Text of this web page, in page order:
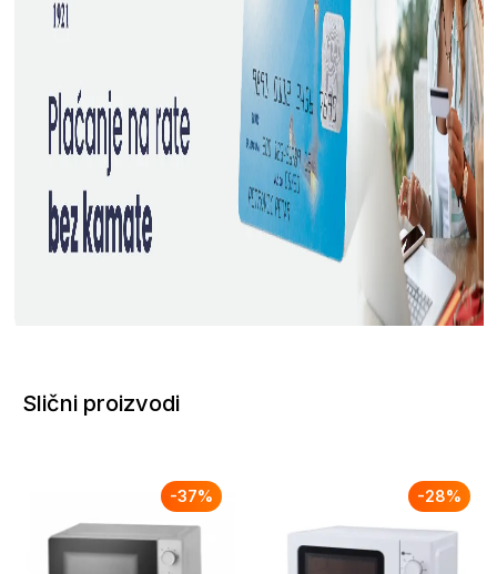
Slični proizvodi
-37% -28%